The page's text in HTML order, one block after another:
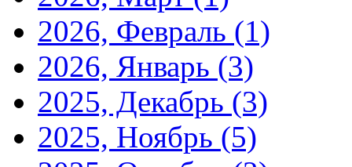
2026, Февраль (1)
2026, Январь (3)
2025, Декабрь (3)
2025, Ноябрь (5)